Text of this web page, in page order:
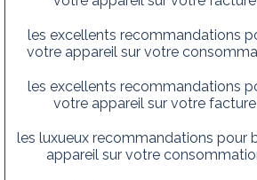
les excellents recommandations
votre appareil sur votre
les excellents recommandations
votre appareil sur votre
les luxueux recommandations pour
appareil sur votre